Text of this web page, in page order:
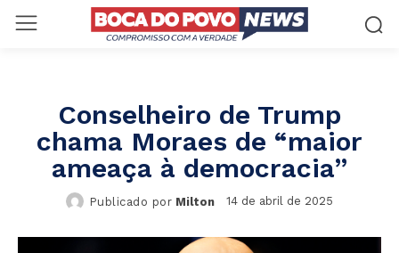
Conselheiro de Trump
chama Moraes de “maior
ameaça à democracia”
Publicado por Milton 14 de abril de 2025